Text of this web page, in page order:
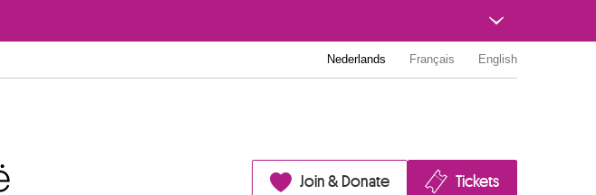
Nederlands Français English
Join & Donate Tickets